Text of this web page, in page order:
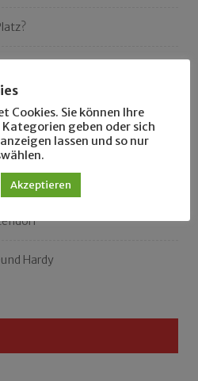
von 1904
Zschocher
Hardy
Cookies. Sie können Ihre
geben oder sich
lassen und so nur
Akzeptieren